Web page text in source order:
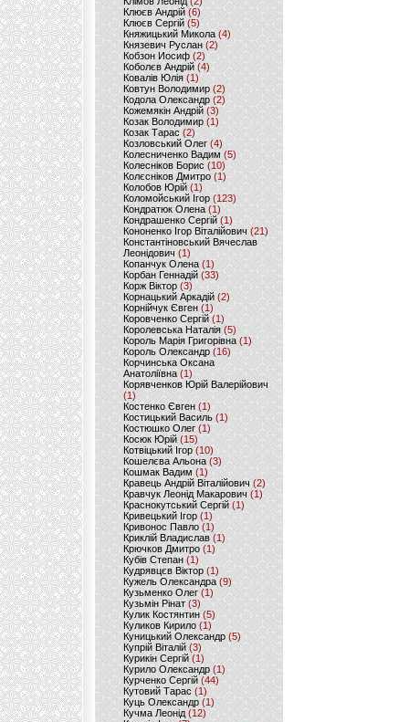
Клюєв Андрій(6)
Клюєв Сергій (5)
Княжицький Микола(4)
Князевич Руслан (2)
Кобзон Иосиф(2)
Коболєв Андрій (4)
Ковалів Юлія(1)
Ковтун Володимир (2)
Кодола Олександр (2)
Кожемякін Андрій (3)
Козак Володимир (1)
Козак Тарас (2)
Козловський Олег(4)
Колесниченко Вадим (5)
Колесніков Борис (10)
Колєсніков Дмитро (1)
Колобов Юрій (1)
Коломойський Ігор (123)
Кондратюк Олена(1)
Кондрашенко Сергій (1)
Кононенко Ігор Віталійович (21)
Константіновський Вячеслав
Леонідович (1)
Копанчук Олена (1)
Корбан Геннадій (33)
Корж Віктор (3)
Корнацький Аркадій (2)
Корнійчук Євген (1)
Коровченко Сергій (1)
Королевська Наталія(5)
Король Марія Григорівна (1)
Король Олександр (16)
Корчинська Оксана
Анатоліївна (1)
Корявченков Юрій Валерійович
(1)
Костенко Євген (1)
Костицький Василь (1)
Костюшко Олег (1)
Косюк Юрій (15)
Котвіцький Ігор (10)
Кошелєва Альона(3)
Кошмак Вадим (1)
Кравець Андрій Віталійович (2)
Кравчук Леонід Макарович (1)
Краснокутський Сергій (1)
Кривецький Ігор (1)
Кривонос Павло (1)
Криклій Владислав (1)
Крючков Дмитро(1)
Кубів Степан(1)
Кудрявцєв Віктор (1)
Кужель Олександра (9)
Кузьменко Олег (1)
Кузьмін Рінат(3)
Кулик Костянтин(5)
Куликов Кирило (1)
Куницький Олександр (5)
Купрій Віталій (3)
Курикін Сергій(1)
Курило Олександр (1)
Курченко Сергій (44)
Кутовий Тарас (1)
Куць Олександр (1)
Кучма Леонід (12)